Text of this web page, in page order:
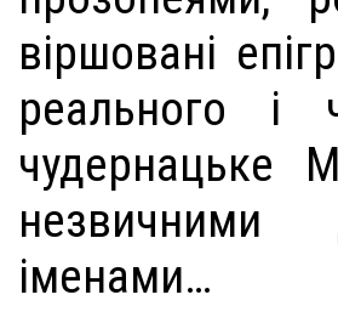
віршовані
реального і
чудернацьке
незвичними
іменами…